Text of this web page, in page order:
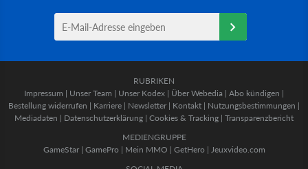
RUBRIKEN
Impressum | Unser Team | Unser Kodex | Über Webedia | Abo kündigen |
Bestellung widerrufen | Karriere | Newsletter | Kontakt | Nutzungsbestimmungen |
Mediadaten | Datenschutzerklärung | Cookies & Tracking | Transparenzbericht
MEDIENGRUPPE
GameStar| GamePro | Mein MMO | GetHero | Jeuxvideo.com